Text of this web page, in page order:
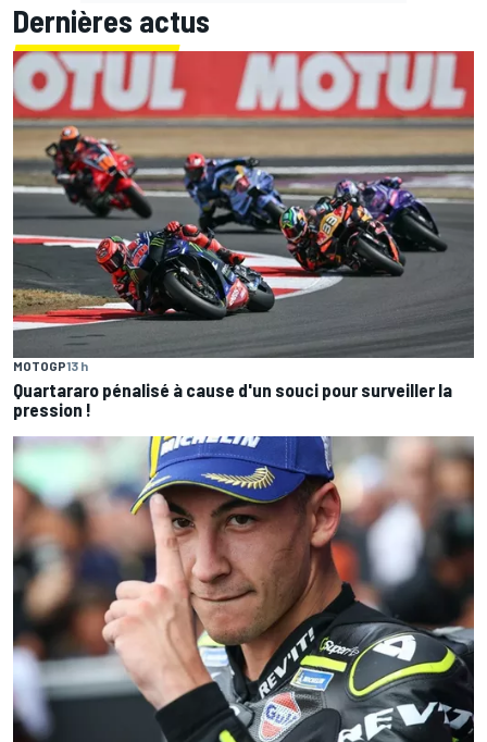
Dernières actus
MOTOGP13 h
Quartararo pénalisé à cause d'un souci pour surveiller la
pression !